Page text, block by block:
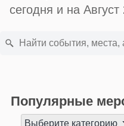
сегодня и на Август
Популярные
Выберите категорию